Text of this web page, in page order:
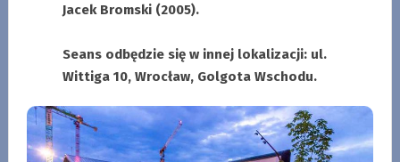
Jacek Bromski (2005).
Seans odbędzie się w innej lokalizacji: ul.
Wittiga 10, Wrocław, Golgota Wschodu.